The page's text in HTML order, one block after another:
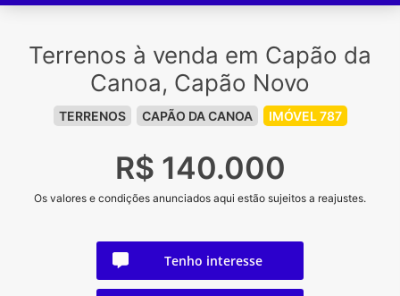
Terrenos à venda em Capão da
Canoa, Capão Novo
TERRENOS CAPÃO DA CANOA IMÓVEL 787
R$ 140.000
Os valores e condições anunciados aqui estão sujeitos a reajustes.
Tenho interesse